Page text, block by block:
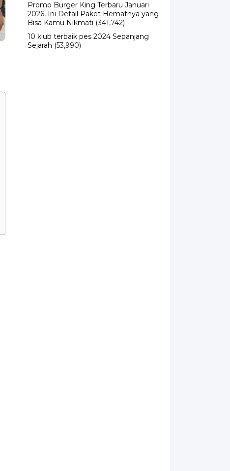
Promo Burger King Terbaru Januari
2026, Ini Detail Paket Hematnya yang
Bisa Kamu Nikmati (341,742)
10 klub terbaik pes 2024 Sepanjang
Sejarah (53,990)